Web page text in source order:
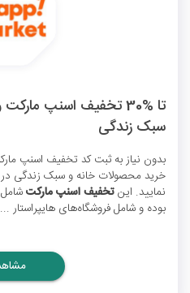
تا %30 تخفیف اسنپ
سبک زندگی
بدون نیاز به ثبتکد تخفیف اسنپ
خرید محصولات خانه و سبک زندگی در
نمایید. اینتخفیف اسنپ مارکت
بوده و شامل فروشگاه‌های هایپراستار ...